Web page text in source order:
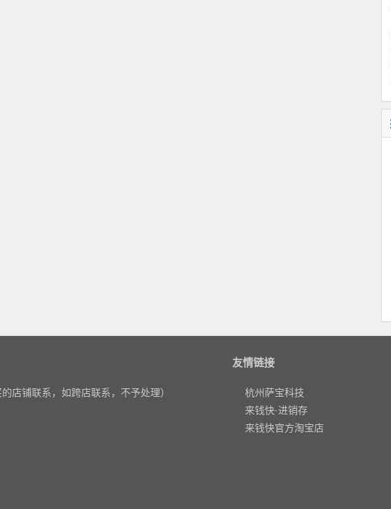
店铺联系，如跨店联系，不予处理）
友情链接
杭州萨宝科技
来钱快·进销存
来钱快官方淘宝店